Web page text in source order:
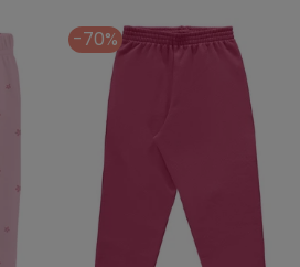
-70%